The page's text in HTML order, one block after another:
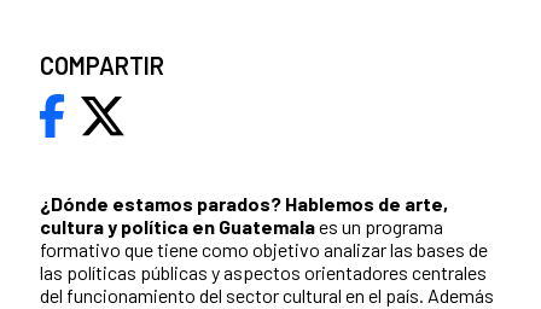
¿Dónde estamos parados? Hablemos de arte,
cultura y política en Guatemalaes un programa
formativo que tiene como objetivo analizar las bases de
las políticas públicas y aspectos orientadores centrales
del funcionamiento del sector cultural en el país. Además
COMPARTIR